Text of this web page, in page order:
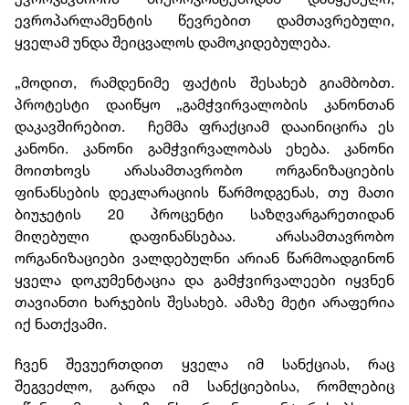
ევროპარლამენტის წევრებით დამთავრებული,
ყველამ უნდა შეიცვალოს დამოკიდებულება.
„მოდით, რამდენიმე ფაქტის შესახებ გიამბობთ.
პროტესტი დაიწყო „გამჭვირვალობის კანონთან
დაკავშირებით. ჩემმა ფრაქციამ დააინიცირა ეს
კანონი. კანონი გამჭვირვალობას ეხება. კანონი
მოითხოვს არასამთავრობო ორგანიზაციების
ფინანსების დეკლარაციის წარმოდგენას, თუ მათი
ბიუჯეტის 20 პროცენტი საზღვარგარეთიდან
მიღებული დაფინანსებაა. არასამთავრობო
ორგანიზაციები ვალდებულნი არიან წარმოადგინონ
ყველა დოკუმენტაცია და გამჭვირვალეები იყვნენ
თავიანთი ხარჯების შესახებ. ამაზე მეტი არაფერია
იქ ნათქვამი.
ჩვენ შევუერთდით ყველა იმ სანქციას, რაც
შეგვეძლო, გარდა იმ სანქციებისა, რომლებიც